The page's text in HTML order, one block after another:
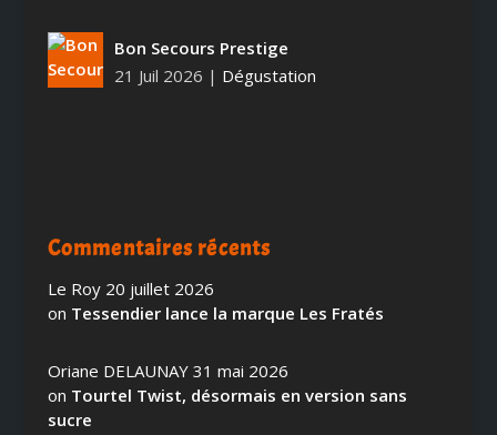
Bon Secours Prestige
21 Juil 2026 | Dégustation
Commentaires récents
Le Roy 20 juillet 2026
on Tessendier lance la marque Les Fratés
Oriane DELAUNAY 31 mai 2026
on Tourtel Twist, désormais en version sans
sucre